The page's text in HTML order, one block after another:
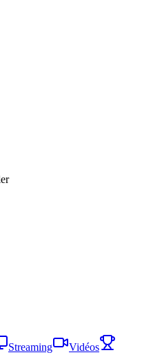
Streaming
Vidéos